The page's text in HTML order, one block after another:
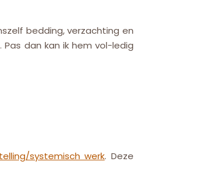
bedding, verzachting en
Pas dan kan ik hem vol-ledig
systemisch werk. Deze